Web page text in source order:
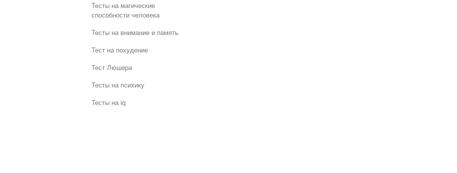
Тесты на магические
способности человека
Тесты на внимание и память
Тест на похудение
Тест Люшера
Тесты на психику
Тесты на iq